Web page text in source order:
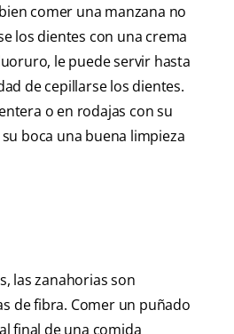
comer una manzana no
los dientes con una crema
le puede servir hasta
de cepillarse los dientes.
o en rodajas con su
boca una buena limpieza
las zanahorias son
de fibra. Comer un puñado
final de una comida